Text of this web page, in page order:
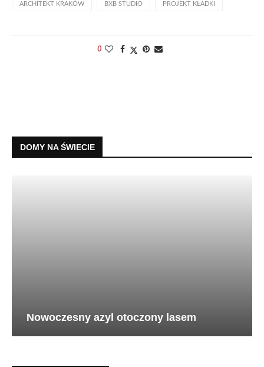
ARCHITEKT KRAKÓW BXB STUDIO PROJEKT KŁADKI
0
DOMY NA ŚWIECIE
Nowoczesny azyl otoczony lasem